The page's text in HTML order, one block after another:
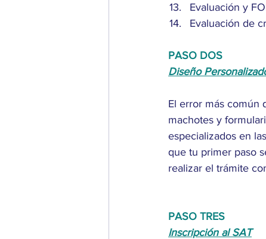
Evaluación y
Evaluación de
PASO DOS
Diseño
El error más común
machotes y
especializados en
que tu primer paso
realizar el trámite
PASO TRES
Inscripción al SAT